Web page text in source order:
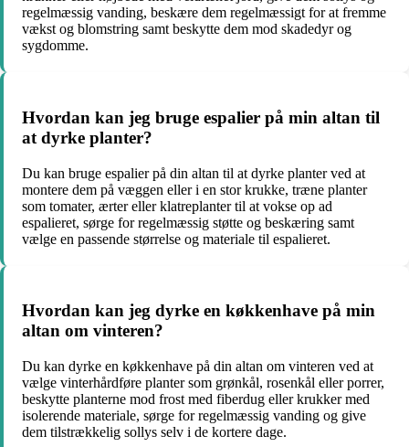
regelmæssig vanding, beskære dem regelmæssigt for at fremme
vækst og blomstring samt beskytte dem mod skadedyr og
sygdomme.
Hvordan kan jeg bruge espalier på min altan til
at dyrke planter?
Du kan bruge espalier på din altan til at dyrke planter ved at
montere dem på væggen eller i en stor krukke, træne planter
som tomater, ærter eller klatreplanter til at vokse op ad
espalieret, sørge for regelmæssig støtte og beskæring samt
vælge en passende størrelse og materiale til espalieret.
Hvordan kan jeg dyrke en køkkenhave på min
altan om vinteren?
Du kan dyrke en køkkenhave på din altan om vinteren ved at
vælge vinterhårdføre planter som grønkål, rosenkål eller porrer,
beskytte planterne mod frost med fiberdug eller krukker med
isolerende materiale, sørge for regelmæssig vanding og give
dem tilstrækkelig sollys selv i de kortere dage.